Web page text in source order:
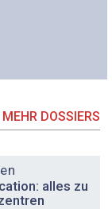
MEHR DOSSIERS
alles zu